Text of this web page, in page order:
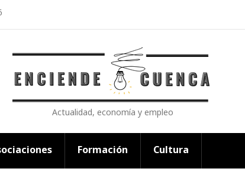
Actualidad, economía y empleo
Formación Cultura